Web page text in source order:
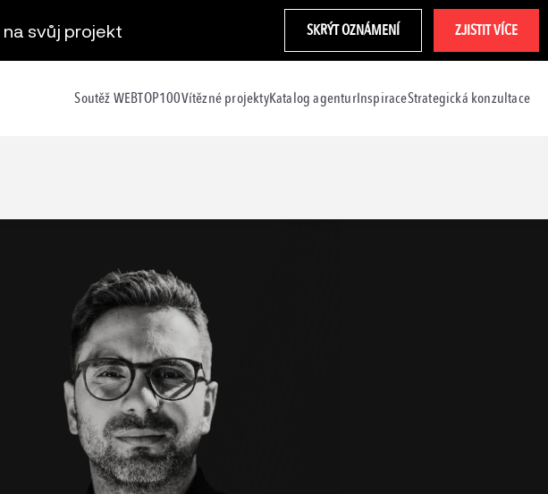
na svůj projekt SKRÝT OZNÁMENÍ ZJISTIT VÍCE
Soutěž WEBTOP100Vítězné projektyKatalog agenturInspiraceStrategická konzultace